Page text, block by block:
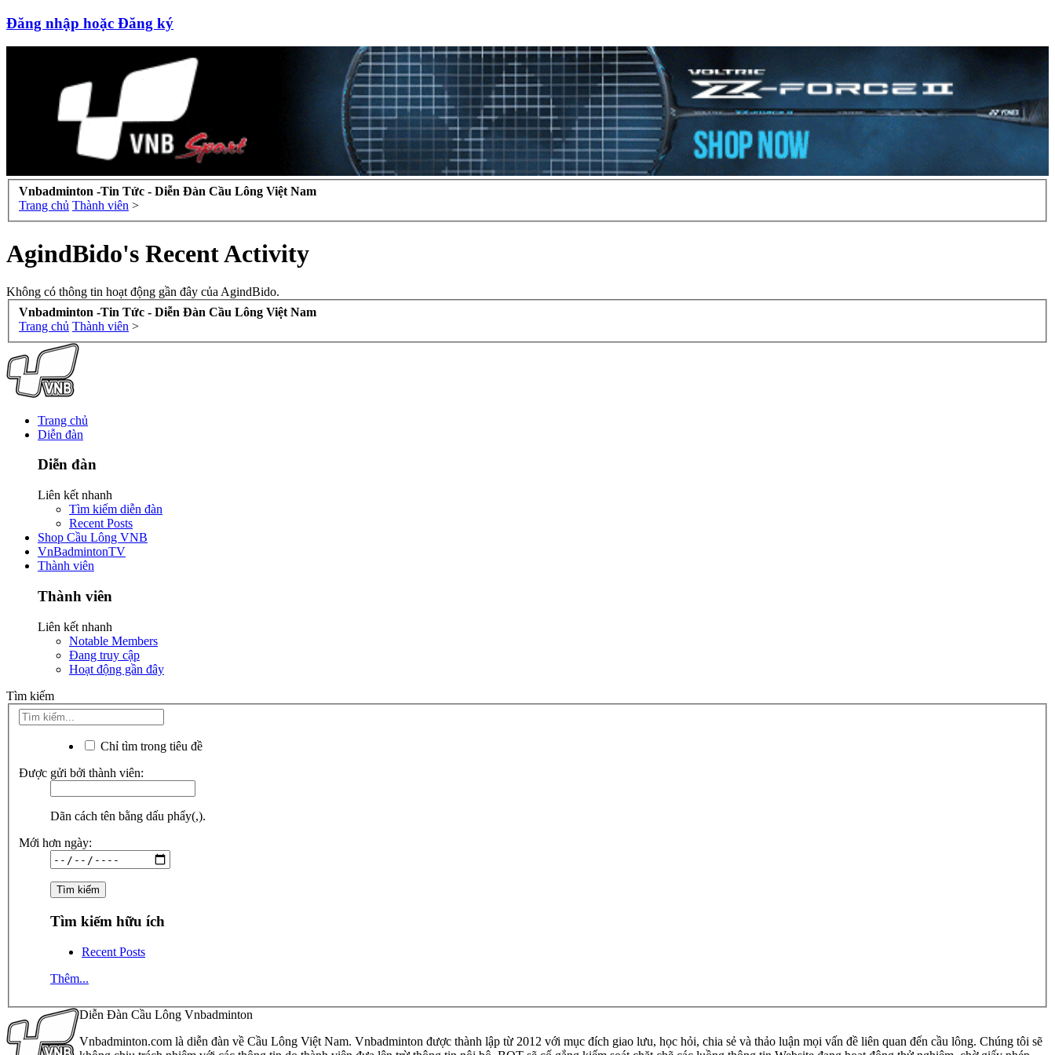
Đăng nhập hoặc Đăng ký
Vnbadminton -Tin Tức - Diễn Đàn Cầu Lông Việt Nam
Trang chủ Thành viên >
AgindBido's Recent Activity
Không có thông tin hoạt động gần đây của AgindBido.
Vnbadminton -Tin Tức - Diễn Đàn Cầu Lông Việt Nam
Trang chủ Thành viên >
Trang chủ
Diễn đàn
Diễn đàn
Liên kết nhanh
Tìm kiếm diễn đàn
Recent Posts
Shop Cầu Lông VNB
VnBadmintonTV
Thành viên
Thành viên
Liên kết nhanh
Notable Members
Đang truy cập
Hoạt động gần đây
Tìm kiếm
Chỉ tìm trong tiêu đề
Được gửi bởi thành viên:
Dãn cách tên bằng dấu phẩy(,).
Mới hơn ngày:
Tìm kiếm hữu ích
Recent Posts
Thêm...
Diễn Đàn Cầu Lông Vnbadminton
Vnbadminton.com là diễn đàn về Cầu Lông Việt Nam. Vnbadminton được thành lập từ 2012 với mục đích giao lưu, học hỏi, chia sẻ và thảo luận mọi vấn đề liên quan đến cầu lông. Chúng tôi sẽ